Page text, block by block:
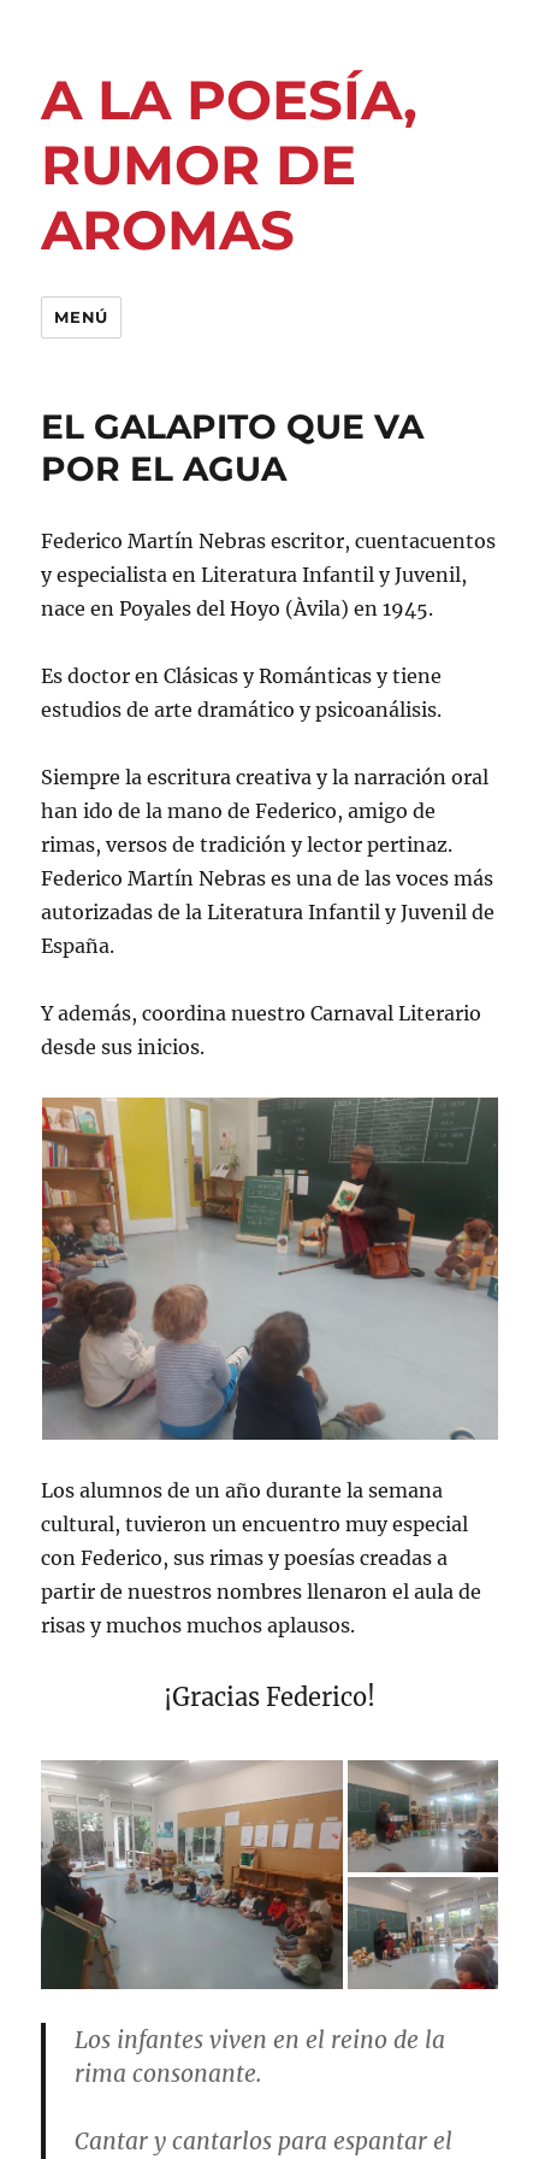
A LA POESÍA,
RUMOR DE
AROMAS
MENÚ
EL GALAPITO QUE VA
POR EL AGUA
Federico Martín Nebras escritor, cuentacuentos
y especialista en Literatura Infantil y Juvenil,
nace en Poyales del Hoyo (Àvila) en 1945.
Es doctor en Clásicas y Románticas y tiene
estudios de arte dramático y psicoanálisis.
Siempre la escritura creativa y la narración oral
han ido de la mano de Federico, amigo de
rimas, versos de tradición y lector pertinaz.
Federico Martín Nebras es una de las voces más
autorizadas de la Literatura Infantil y Juvenil de
España.
Y además, coordina nuestro Carnaval Literario
desde sus inicios.
Los alumnos de un año durante la semana
cultural, tuvieron un encuentro muy especial
con Federico, sus rimas y poesías creadas a
partir de nuestros nombres llenaron el aula de
risas y muchos muchos aplausos.
¡Gracias Federico!
Los infantes viven en el reino de la
rima consonante.
Cantar y cantarlos para espantar el